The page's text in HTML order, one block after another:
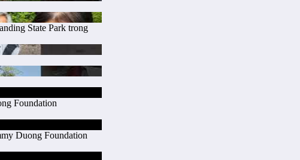
State Park trong
Foundation
Duong Foundation